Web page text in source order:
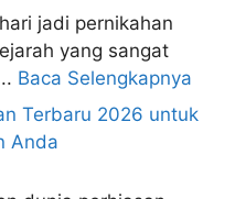
jadi pernikahan
yang sangat
Baca Selengkapnya
Terbaru 2026 untuk
Anda